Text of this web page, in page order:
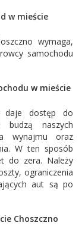
w mieście
wymaga,
samochodu
w mieście
daje dostęp do
naszych
wynajmu oraz
W ten sposób
do zera. Należy
ograniczenia
aut są po
Choszczno